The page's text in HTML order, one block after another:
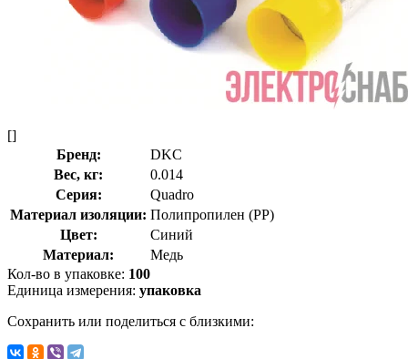
[]
Бренд:
DKC
Вес, кг:
0.014
Серия:
Quadro
Материал изоляции: Полипропилен (PP)
Цвет:
Синий
Материал:
Медь
Кол-во в упаковке: 100
Единица измерения: упаковка
Сохранить или поделиться с близкими: